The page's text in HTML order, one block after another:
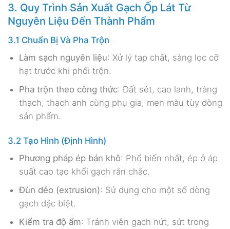
3. Quy Trình Sản Xuất Gạch Ốp Lát Từ
Nguyên Liệu Đến Thành Phẩm
3.1 Chuẩn Bị Và Pha Trộn
Làm sạch nguyên liệu: Xử lý tạp chất, sàng lọc cỡ
hạt trước khi phối trộn.
Pha trộn theo công thức: Đất sét, cao lanh, tràng
thạch, thạch anh cùng phụ gia, men màu tùy dòng
sản phẩm.
3.2 Tạo Hình (Định Hình)
Phương pháp ép bán khô: Phổ biến nhất, ép ở áp
suất cao tạo khối gạch rắn chắc.
Đùn dẻo (extrusion): Sử dụng cho một số dòng
gạch đặc biệt.
Kiểm tra độ ẩm: Tránh viên gạch nứt, sứt trong